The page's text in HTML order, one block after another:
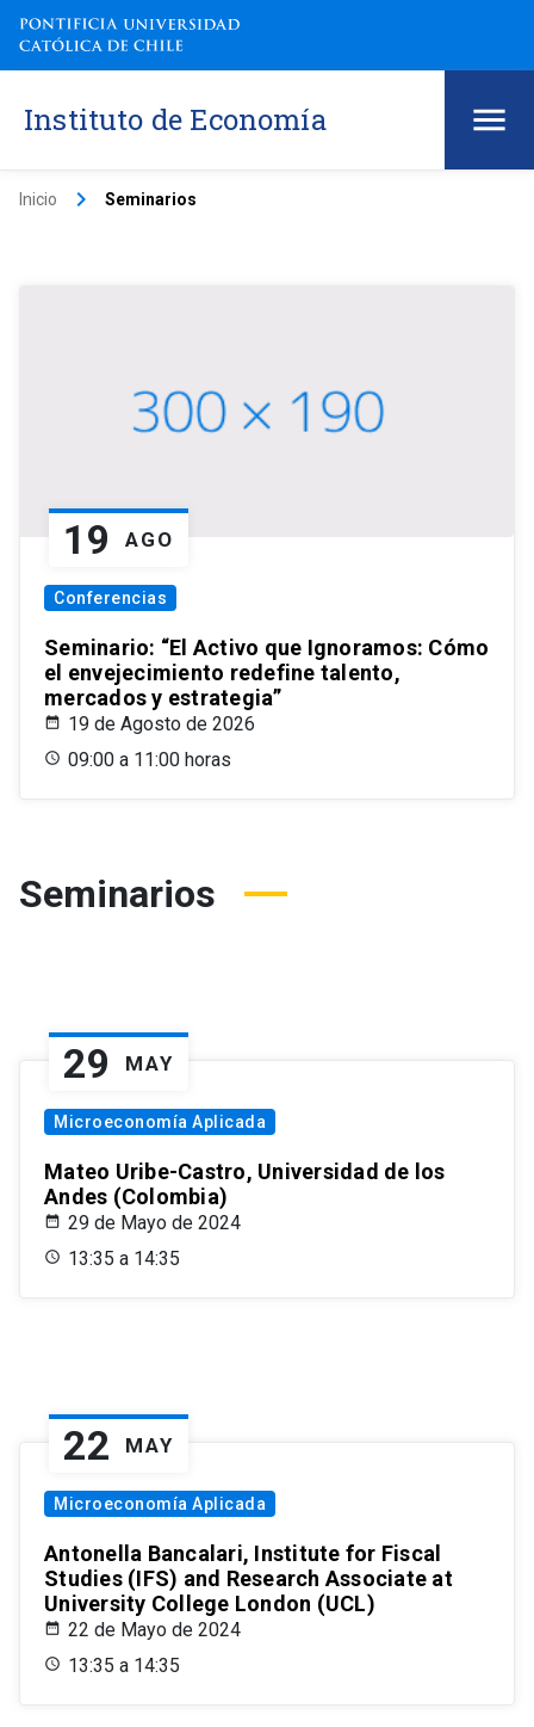
Instituto de Economía
Inicio keyboard_arrow_right Seminarios
19 AGO
Conferencias
Seminario: “El Activo que Ignoramos: Cómo
el envejecimiento redefine talento,
mercados y estrategia”
19 de Agosto de 2026
09:00 a 11:00 horas
Seminarios
29 MAY
Microeconomía Aplicada
Mateo Uribe-Castro, Universidad de los
Andes (Colombia)
29 de Mayo de 2024
13:35 a 14:35
22 MAY
Microeconomía Aplicada
Antonella Bancalari, Institute for Fiscal
Studies (IFS) and Research Associate at
University College London (UCL)
22 de Mayo de 2024
13:35 a 14:35